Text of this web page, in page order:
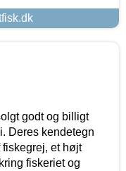
godt og billigt
Deres kendetegn
et højt
fiskeriet og